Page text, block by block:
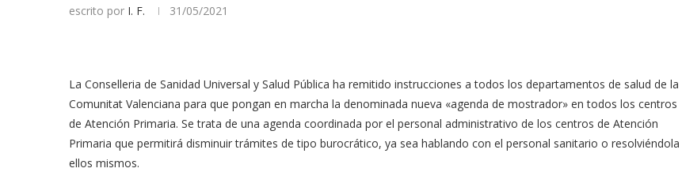
escrito por I. F. 31/05/2021
La Conselleria de Sanidad Universal y Salud Pública ha remitido instrucciones a todos los departamentos de salud de la
Comunitat Valenciana para que pongan en marcha la denominada nueva «agenda de mostrador» en todos los centros
de Atención Primaria. Se trata de una agenda coordinada por el personal administrativo de los centros de Atención
Primaria que permitirá disminuir trámites de tipo burocrático, ya sea hablando con el personal sanitario o resolviéndola
ellos mismos.